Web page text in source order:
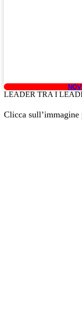
LEADER TRA I
Clicca sull’immagine